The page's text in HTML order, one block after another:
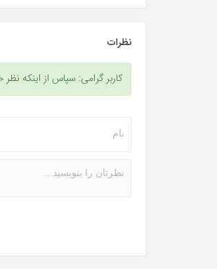
نظرات
کاربر گرامی: سپاس از اینکه